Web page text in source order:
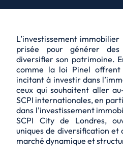
L’investissement
prisée pour générer des
diversifier son patrimoine.
comme la loi Pinel offrent
incitant à investir dans
ceux qui souhaitent aller
SCPI internationales, en
dans l'investissement
SCPI City de Londres,
uniques de diversification et
marché dynamique et